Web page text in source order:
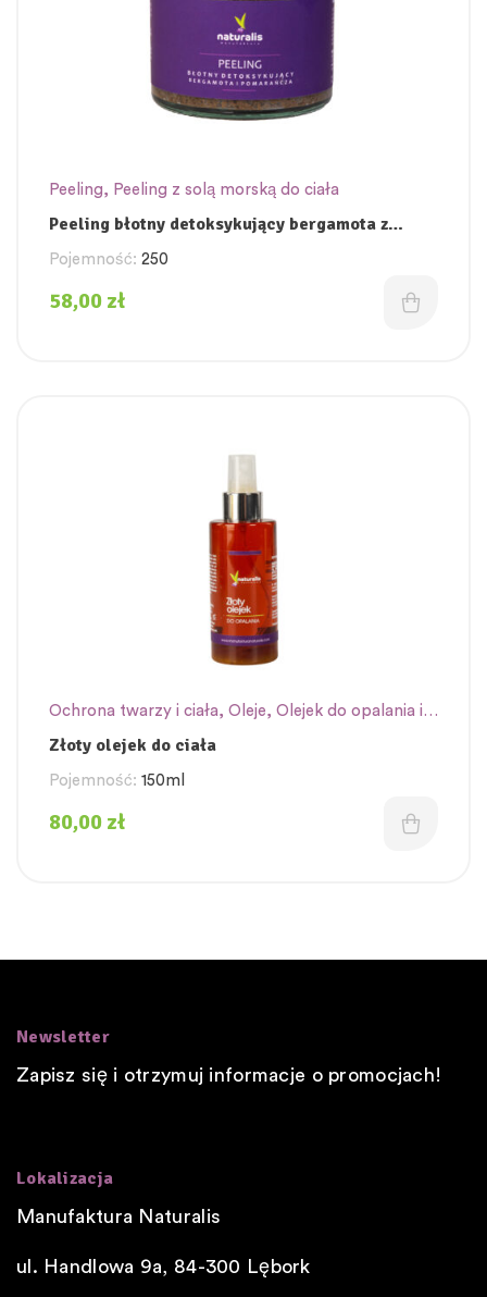
Peeling, Peeling z solą morską do ciała
Peeling błotny detoksykujący bergamota z
pomarańczą
Pojemność: 250
58,00 zł
Ochrona twarzy i ciała, Oleje, Olejek do opalania i
po opalaniu , Olejki Pielęgnacja ciała
Złoty olejek do ciała
Pojemność: 150ml
80,00 zł
Newsletter
Zapisz się i otrzymuj informacje o promocjach!
Lokalizacja
Manufaktura Naturalis
ul. Handlowa 9a, 84-300 Lębork